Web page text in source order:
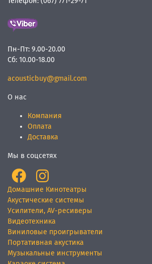
Пн-Пт: 9.00-20.00
Сб: 10.00-18.00
acousticbuy@gmail.com
О нас
Компания
Оплата
Доставка
Мы в соцсетях
Домашние Кинотеатры
Акустические системы
Усилители, AV-ресиверы
Видеотехника
Виниловые проигрыватели
Портативная акустика
Музыкальные инструменты